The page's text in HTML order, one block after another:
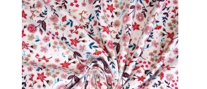
CONTACTEZ-NOUS